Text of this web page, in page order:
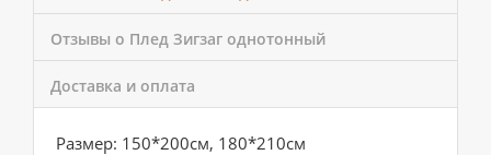
Отзывы о Плед Зигзаг однотонный
Доставка и оплата
Размер: 150*200см, 180*210см